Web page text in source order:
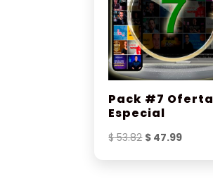
Pack #7 Oferta
Especial
$53.82 El
$ 47.99El